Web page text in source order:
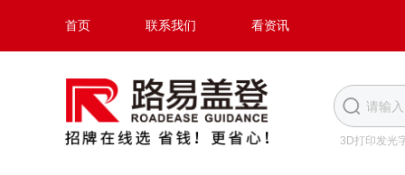
首页 联系我们 看资讯
3D打印发光